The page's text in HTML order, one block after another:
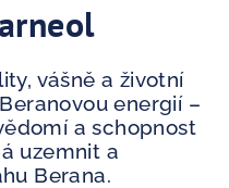
vášně a životní
energií –
a schopnost
uzemnit a
Berana.